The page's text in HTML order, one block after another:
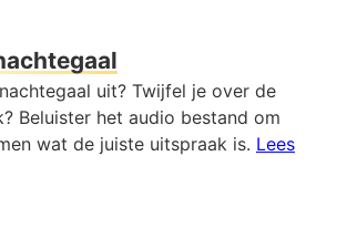
uit? Twijfel je over de
Beluister het audio bestand om
wat de juiste uitspraak is. Lees